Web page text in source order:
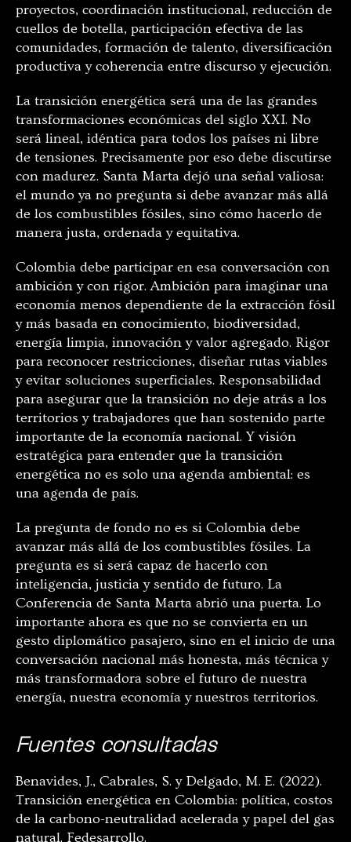
proyectos, coordinación institucional, reducción de
cuellos de botella, participación efectiva de las
comunidades, formación de talento, diversificación
productiva y coherencia entre discurso y ejecución.
La transición energética será una de las grandes
transformaciones económicas del siglo XXI. No
será lineal, idéntica para todos los países ni libre
de tensiones. Precisamente por eso debe discutirse
con madurez. Santa Marta dejó una señal valiosa:
el mundo ya no pregunta si debe avanzar más allá
de los combustibles fósiles, sino cómo hacerlo de
manera justa, ordenada y equitativa.
Colombia debe participar en esa conversación con
ambición y con rigor. Ambición para imaginar una
economía menos dependiente de la extracción fósil
y más basada en conocimiento, biodiversidad,
energía limpia, innovación y valor agregado. Rigor
para reconocer restricciones, diseñar rutas viables
y evitar soluciones superficiales. Responsabilidad
para asegurar que la transición no deje atrás a los
territorios y trabajadores que han sostenido parte
importante de la economía nacional. Y visión
estratégica para entender que la transición
energética no es solo una agenda ambiental: es
una agenda de país.
La pregunta de fondo no es si Colombia debe
avanzar más allá de los combustibles fósiles. La
pregunta es si será capaz de hacerlo con
inteligencia, justicia y sentido de futuro. La
Conferencia de Santa Marta abrió una puerta. Lo
importante ahora es que no se convierta en un
gesto diplomático pasajero, sino en el inicio de una
conversación nacional más honesta, más técnica y
más transformadora sobre el futuro de nuestra
energía, nuestra economía y nuestros territorios.
Fuentes consultadas
Benavides, J., Cabrales, S. y Delgado, M. E. (2022).
Transición energética en Colombia: política, costos
de la carbono-neutralidad acelerada y papel del gas
natural. Fedesarrollo.